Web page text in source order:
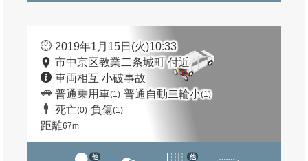
2019年1月15日(火)10:33
市中京区教業二条城町 付近
車両相互 小破事故
普通乗用車(1) 普通自動二輪小(1)
死亡(0) 負傷(1)
距離67m
他 他